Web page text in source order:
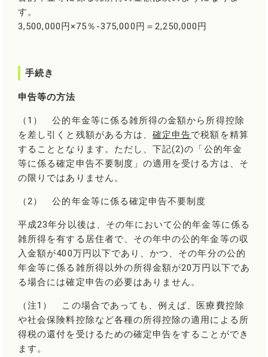
す。
3,500,000円×75％-375,000円＝2,250,000円
手続き
申告等の方法
（1） 公的年金等に係る雑所得の金額から所得控除
を差し引くと残額がある方は、確定申告で税額を精算
することとなります。ただし、下記(2)の「公的年金
等に係る確定申告不要制度」の適用を受ける方は、そ
の限りではありません。
（2） 公的年金等に係る確定申告不要制度
平成23年分以後は、その年において公的年金等に係る
雑所得を有する居住者で、その年中の公的年金等の収
入金額が400万円以下であり、かつ、その年分の公的
年金等に係る雑所得以外の所得金額が20万円以下であ
る場合には確定申告の必要はありません。
（注1） この場合であっても、例えば、医療費控除
や社会保険料控除など各種の所得控除の適用による所
得税の還付を受けるための確定申告をすることができ
ます。